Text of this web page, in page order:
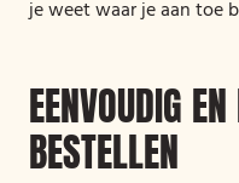
je weet waar je aan toe
EENVOUDIG
BESTELLEN